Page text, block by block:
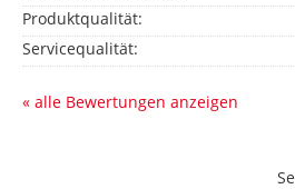
Produktqualität:
Servicequalität:
« alle Bewertungen anzeigen